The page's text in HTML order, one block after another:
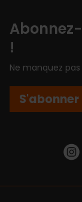
!
Ne manquez
S'abonner